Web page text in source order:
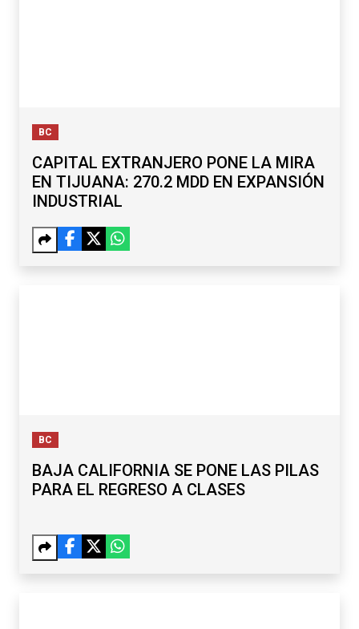
BC
CAPITAL EXTRANJERO PONE LA MIRA
EN TIJUANA: 270.2 MDD EN EXPANSIÓN
INDUSTRIAL
BC
BAJA CALIFORNIA SE PONE LAS PILAS
PARA EL REGRESO A CLASES